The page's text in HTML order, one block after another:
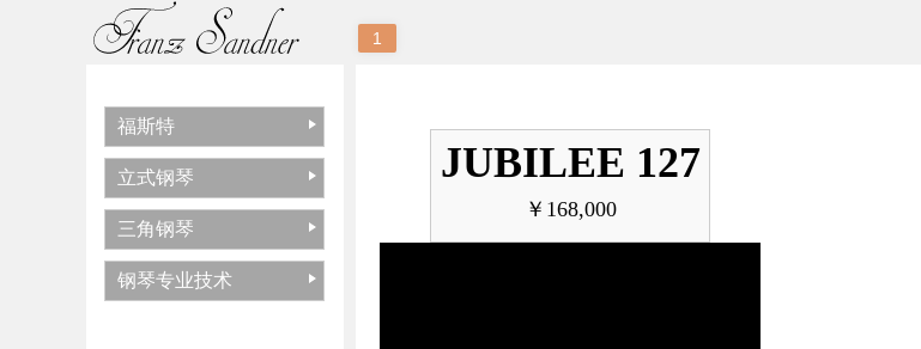
1
福斯特
立式钢琴
三角钢琴
钢琴专业技术
JUBILEE 127
￥168,000